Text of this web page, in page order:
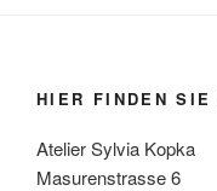
HIER FINDEN SIE
Atelier Sylvia Kopka
Masurenstrasse 6